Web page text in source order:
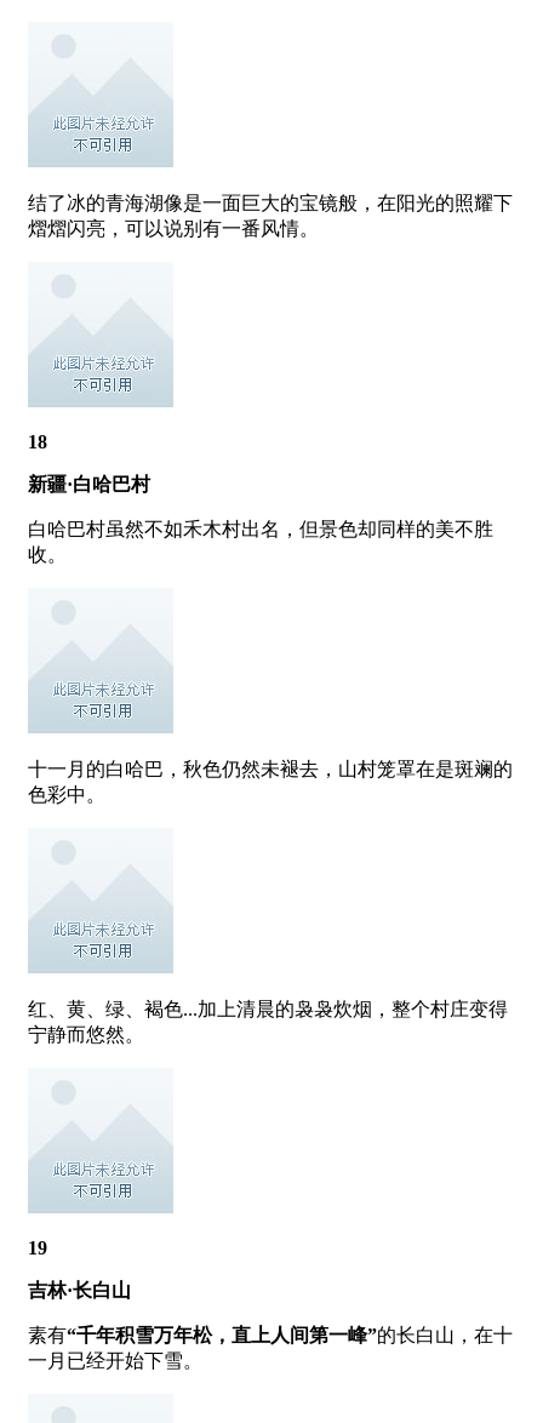
结了冰的青海湖像是一面巨大的宝镜般，在阳光的照耀下
熠熠闪亮，可以说别有一番风情。
18
新疆·白哈巴村
白哈巴村虽然不如禾木村出名，但景色却同样的美不胜
收。
十一月的白哈巴，秋色仍然未褪去，山村笼罩在是斑斓的
色彩中。
红、黄、绿、褐色...加上清晨的袅袅炊烟，整个村庄变得
宁静而悠然。
19
吉林·长白山
素有“千年积雪万年松，直上人间第一峰”的长白山，在十
一月已经开始下雪。